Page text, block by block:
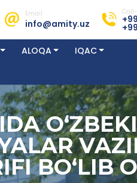
Email:
info@amity.uz
ALOQA
IQAC
BOʻLIB